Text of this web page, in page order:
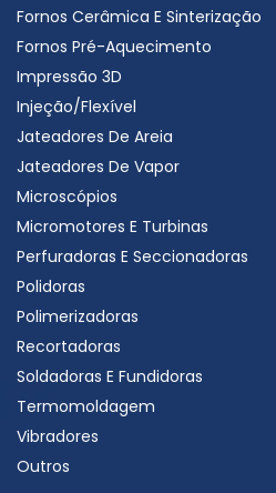
Fornos Cerâmica E Sinterização
Fornos Pré-Aquecimento
Impressão 3D
Injeção/Flexível
Jateadores De Areia
Jateadores De Vapor
Microscópios
Micromotores E Turbinas
Perfuradoras E Seccionadoras
Polidoras
Polimerizadoras
Recortadoras
Soldadoras E Fundidoras
Termomoldagem
Vibradores
Outros